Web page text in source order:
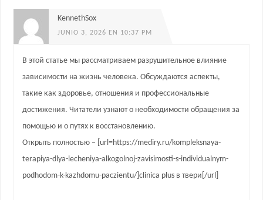
KennethSox
JUNIO 3, 2026 EN 10:37 PM
В этой статье мы рассматриваем разрушительное влияние
зависимости на жизнь человека. Обсуждаются аспекты,
такие как здоровье, отношения и профессиональные
достижения. Читатели узнают о необходимости обращения за
помощью и о путях к восстановлению.
Открыть полностью – [url=https://mediry.ru/kompleksnaya-
terapiya-dlya-lecheniya-alkogolnoj-zavisimosti-s-individualnym-
podhodom-k-kazhdomu-paczientu/]clinica plus в твери[/url]